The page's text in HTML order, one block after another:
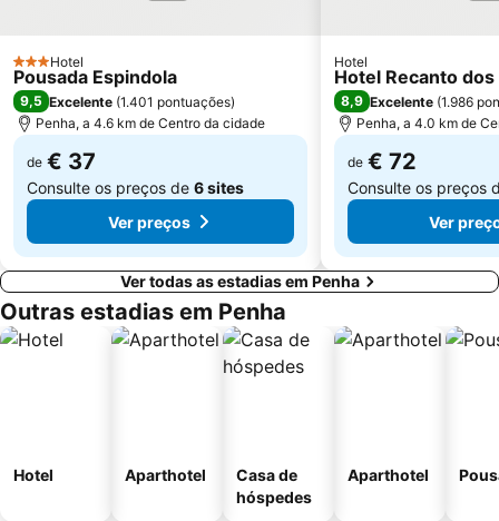
3 Estrelas
Hotel
Pousada Espindola
9,5 Excelente (1.401 pontuações)
Penha, a 4.6 km de Centro da cidade
de € 37
Consulte os preços de 6 sites
Ver preços
Hotel
Hotel Recanto
8,9 Excelente (1.986
Penha, a 4.0 km de
de € 72
Consulte os preços
Ver
Ver todas as estadias em Penha
Outras estadias em Penha
Hotel Aparthotel
Casa de
hóspedes
Aparthotel